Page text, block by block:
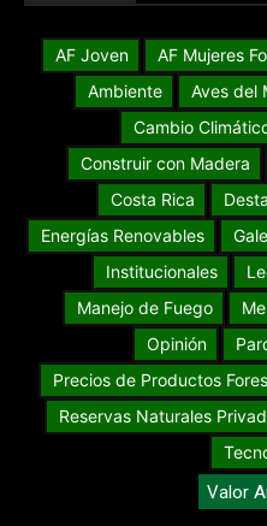
AF Joven AF Mujeres
Ambiente
Aves del
Cambio
Construir con Madera
Costa Rica
Energías Renovables
Institucionales
Manejo de Fuego
Opinión
Precios de Productos
Reservas Naturales
Valor